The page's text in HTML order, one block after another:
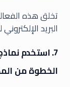
تخلق هذه
البريد
7. استخدم نماذج ذكية في محتوى المدونة
الخطوة من